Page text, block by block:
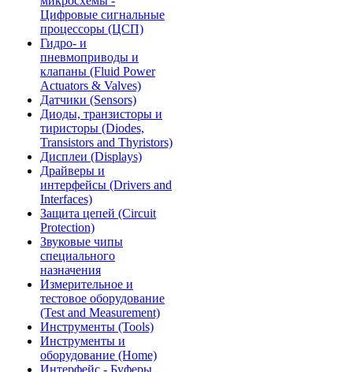
Цифровые сигнальные
процессоры (ЦСП)
Гидро- и
пневмоприводы и
клапаны (Fluid Power
Actuators & Valves)
Датчики (Sensors)
Диоды, транзисторы и
тиристоры (Diodes,
Transistors and Thyristors)
Дисплеи (Displays)
Драйверы и
интерфейсы (Drivers and
Interfaces)
Защита цепей (Circuit
Protection)
Звуковые чипы
специального
назначения
Измерительное и
тестовое оборудование
(Test and Measurement)
Инструменты (Tools)
Инструменты и
оборудование (Home)
Интерфейс - Буферы